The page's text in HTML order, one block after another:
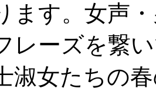
ます。女声
レーズを繋
淑女たちの